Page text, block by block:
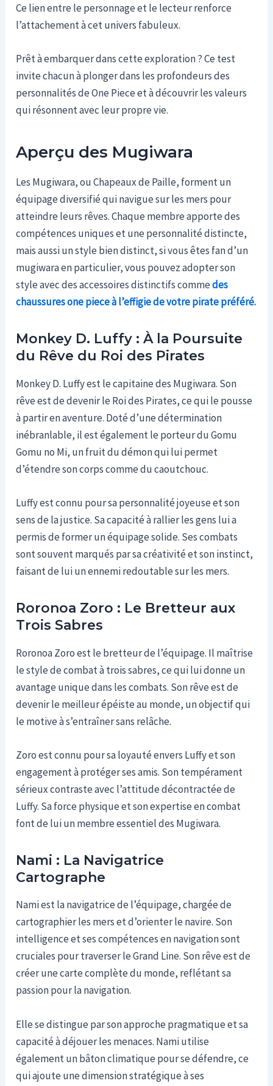
Ce lien entre le personnage et le lecteur renforce
l’attachement à cet univers fabuleux.
Prêt à embarquer dans cette exploration ? Ce test
invite chacun à plonger dans les profondeurs des
personnalités de One Piece et à découvrir les valeurs
qui résonnent avec leur propre vie.
Aperçu des Mugiwara
Les Mugiwara, ou Chapeaux de Paille, forment un
équipage diversifié qui navigue sur les mers pour
atteindre leurs rêves. Chaque membre apporte des
compétences uniques et une personnalité distincte,
mais aussi un style bien distinct, si vous êtes fan d’un
mugiwara en particulier, vous pouvez adopter son
style avec des accessoires distinctifs commedes
chaussures one piece à l’effigie de votre pirate préféré.
Monkey D. Luffy : À la Poursuite
du Rêve du Roi des Pirates
Monkey D. Luffy est le capitaine des Mugiwara. Son
rêve est de devenir le Roi des Pirates, ce qui le pousse
à partir en aventure. Doté d’une détermination
inébranlable, il est également le porteur du Gomu
Gomu no Mi, un fruit du démon qui lui permet
d’étendre son corps comme du caoutchouc.
Luffy est connu pour sa personnalité joyeuse et son
sens de la justice. Sa capacité à rallier les gens lui a
permis de former un équipage solide. Ses combats
sont souvent marqués par sa créativité et son instinct,
faisant de lui un ennemi redoutable sur les mers.
Roronoa Zoro : Le Bretteur aux
Trois Sabres
Roronoa Zoro est le bretteur de l’équipage. Il maîtrise
le style de combat à trois sabres, ce qui lui donne un
avantage unique dans les combats. Son rêve est de
devenir le meilleur épéiste au monde, un objectif qui
le motive à s’entraîner sans relâche.
Zoro est connu pour sa loyauté envers Luffy et son
engagement à protéger ses amis. Son tempérament
sérieux contraste avec l’attitude décontractée de
Luffy. Sa force physique et son expertise en combat
font de lui un membre essentiel des Mugiwara.
Nami : La Navigatrice
Cartographe
Nami est la navigatrice de l’équipage, chargée de
cartographier les mers et d’orienter le navire. Son
intelligence et ses compétences en navigation sont
cruciales pour traverser le Grand Line. Son rêve est de
créer une carte complète du monde, reflétant sa
passion pour la navigation.
Elle se distingue par son approche pragmatique et sa
capacité à déjouer les menaces. Nami utilise
également un bâton climatique pour se défendre, ce
qui ajoute une dimension stratégique à ses